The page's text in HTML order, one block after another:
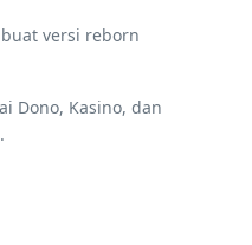
versi reborn
Dono, Kasino, dan